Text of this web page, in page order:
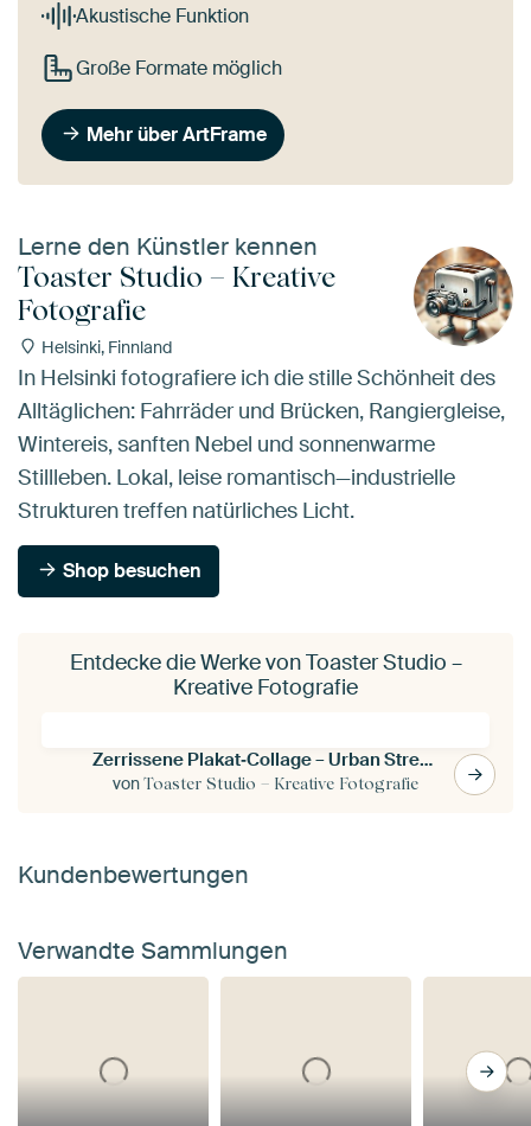
Akustische Funktion
Große Formate möglich
Mehr über ArtFrame
Lerne den Künstler kennen
Toaster Studio – Kreative
Fotografie
Helsinki, Finnland
In Helsinki fotografiere ich die stille Schönheit des
Alltäglichen: Fahrräder und Brücken, Rangiergleise,
Wintereis, sanften Nebel und sonnenwarme
Stillleben. Lokal, leise romantisch—industrielle
Strukturen treffen natürliches Licht.
Shop besuchen
Entdecke die Werke von Toaster Studio –
Kreative Fotografie
Zerrissene Plakat‑Collage – Urban Street Art
vonToaster Studio – Kreative Fotografie
Kundenbewertungen
Verwandte Sammlungen